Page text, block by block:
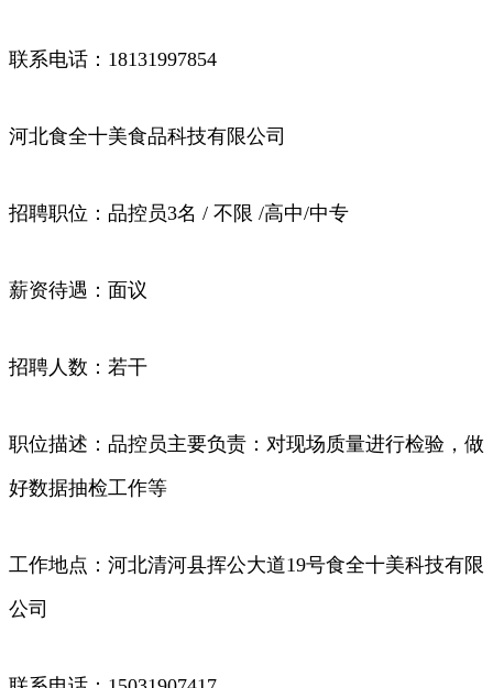
联系电话：18131997854
河北食全十美食品科技有限公司
招聘职位：品控员3名 / 不限 /高中/中专
薪资待遇：面议
招聘人数：若干
职位描述：品控员主要负责：对现场质量进行检验，做
好数据抽检工作等
工作地点：河北清河县挥公大道19号食全十美科技有限
公司